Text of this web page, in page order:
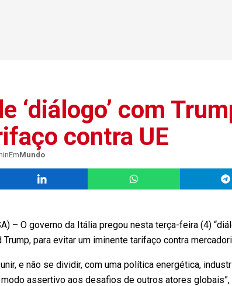
‘diálogo’ com
contra UE
EmMundo
– O governo da Itália pregou nesta terça-feira (4)
para evitar um iminente tarifaço contra
e não se dividir, com uma política energética,
assertivo aos desafios de outros atores